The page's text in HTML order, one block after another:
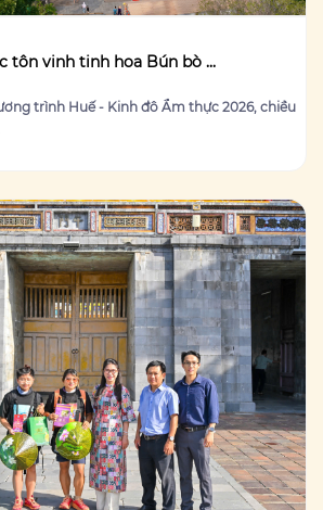
tôn vinh tinh hoa Bún bò ...
trình Huế - Kinh đô Ẩm thực 2026, chiều